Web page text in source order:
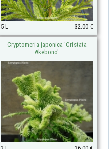
5 L 32.00 €
Cryptomeria japonica 'Cristata
Akebono'